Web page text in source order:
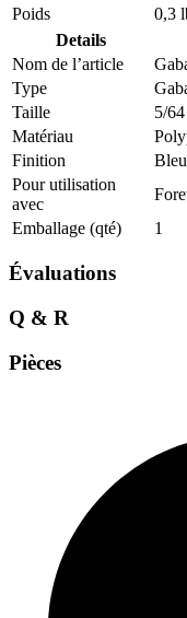
Poids
0,3
Details
Nom de l’article
Type
Taille
5/
Matériau
Finition
Bleu
Pour utilisation
avec
Emballage (qté)
1
Évaluations
Q & R
Pièces